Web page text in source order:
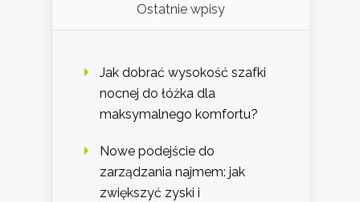
Ostatnie wpisy
Jak dobrać wysokość szafki
nocnej do łóżka dla
maksymalnego komfortu?
Nowe podejście do
zarządzania najmem: jak
zwiększyć zyski i